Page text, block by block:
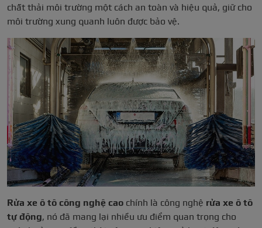
chất thải môi trường một cách an toàn và hiệu quả, giữ cho
môi trường xung quanh luôn được bảo vệ.
Rửa xe ô tô công nghệ cao chính là công nghệ rửa xe ô tô
tự động, nó đã mang lại nhiều ưu điểm quan trọng cho